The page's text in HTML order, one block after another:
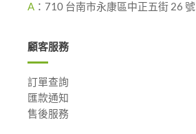
A ： 710 台南市永康區中正五街 26 號
顧客服務
訂單查詢
匯款通知
售後服務